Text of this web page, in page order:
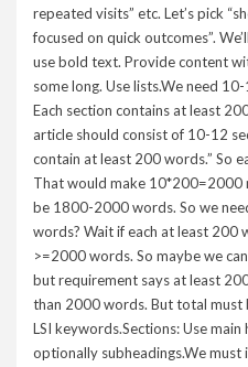
repeated visits” etc. Let’s pick
focused on quick outcomes”.
use bold text. Provide content
some long. Use lists.We need
Each section contains at least
article should consist of 10-12
contain at least 200 words.” So
That would make 10*200=2000
be 1800-2000 words. So we
words? Wait if each at least 200
>=2000 words. So maybe we
but requirement says at least
than 2000 words. But total must
LSI keywords.Sections: Use
optionally subheadings.We must